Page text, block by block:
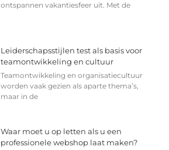
ontspannen vakantiesfeer uit. Met de
Leiderschapsstijlen test als basis voor
teamontwikkeling en cultuur
Teamontwikkeling en organisatiecultuur
worden vaak gezien als aparte thema’s,
maar in de
Waar moet u op letten als u een
professionele webshop laat maken?